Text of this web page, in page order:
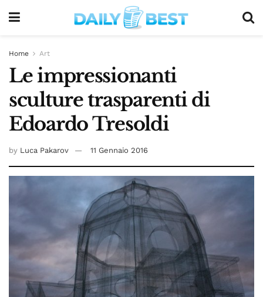
Home Art
Le impressionanti
sculture trasparenti di
Edoardo Tresoldi
by Luca Pakarov 11 Gennaio 2016